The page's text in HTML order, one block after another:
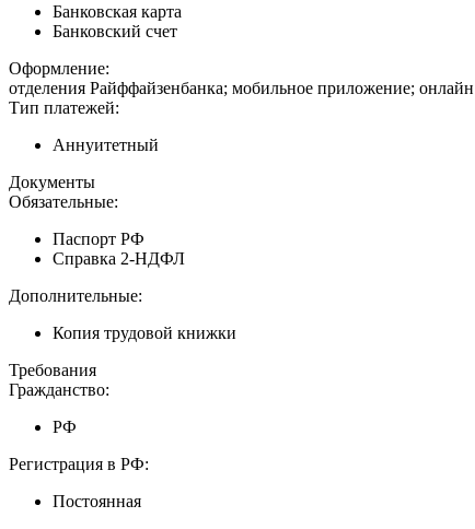
Банковская карта
Банковский счет
Оформление:
отделения Райффайзенбанка; мобильное приложение;
Тип платежей:
Аннуитетный
Документы
Обязательные:
Паспорт РФ
Справка 2-НДФЛ
Дополнительные:
Копия трудовой книжки
Требования
Гражданство:
РФ
Регистрация в РФ:
Постоянная